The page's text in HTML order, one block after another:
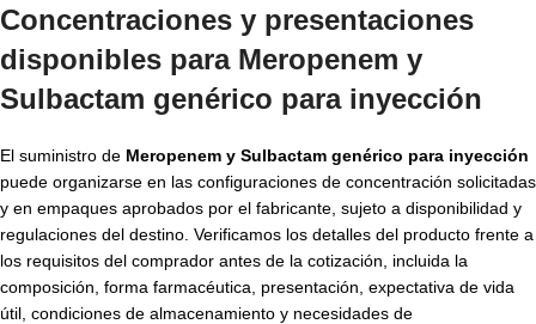
Concentraciones y presentaciones
disponibles para Meropenem y
Sulbactam genérico para inyección
El suministro de Meropenem y Sulbactam genérico para inyección
puede organizarse en las configuraciones de concentración solicitadas
y en empaques aprobados por el fabricante, sujeto a disponibilidad y
regulaciones del destino. Verificamos los detalles del producto frente a
los requisitos del comprador antes de la cotización, incluida la
composición, forma farmacéutica, presentación, expectativa de vida
útil, condiciones de almacenamiento y necesidades de